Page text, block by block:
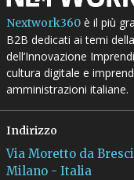
Nextwork360è il più
B2B dedicati ai temi
dell’Innovazione
cultura digitale e
amministrazioni italiane.
Indirizzo
Via Moretto da
Milano - Italia